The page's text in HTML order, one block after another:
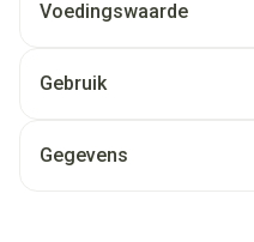
Voedingswaarde
Gebruik
Gegevens